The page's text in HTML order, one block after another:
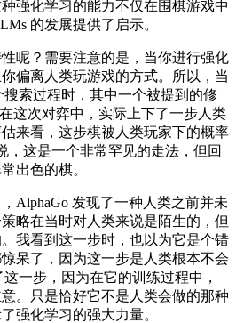
强化学习的能力不仅在围棋游戏中
的发展提供了启示。
？需要注意的是，当你进行强化
偏离人类玩游戏的方式。所以，当
索过程时，其中一个被提到的修
这次对弈中，实际上下了一步人类
来看，这步棋被人类玩家下的概率
，这是一个非常罕见的走法，但回
出色的棋。
发现了一种人类之前并未
略在当时对人类来说是陌生的，但
我看到这一步时，也以为它是个错
呆了，因为这一步是人类根本不会
一步，因为在它的训练过程中，
。只是恰好它不是人类会做的那种
强化学习的强大力量。